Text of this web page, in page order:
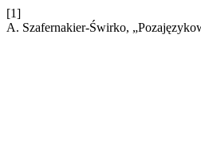
[1]
A. Szafernakier-Świrko,